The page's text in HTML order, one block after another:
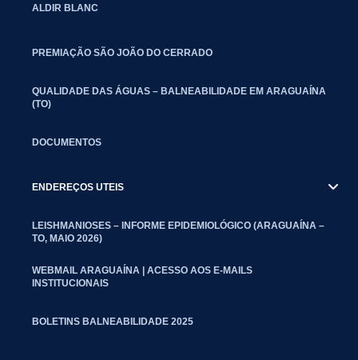
ALDIR BLANC
PREMIAÇÃO SÃO JOÃO DO CERRADO
QUALIDADE DAS ÁGUAS – BALNEABILIDADE EM ARAGUAÍNA
(TO)
DOCUMENTOS
ENDEREÇOS UTEIS
LEISHMANIOSES – INFORME EPIDEMIOLÓGICO (ARAGUAÍNA –
TO, MAIO 2026)
WEBMAIL ARAGUAÍNA | ACESSO AOS E-MAILS
INSTITUCIONAIS
BOLETINS BALNEABILIDADE 2025